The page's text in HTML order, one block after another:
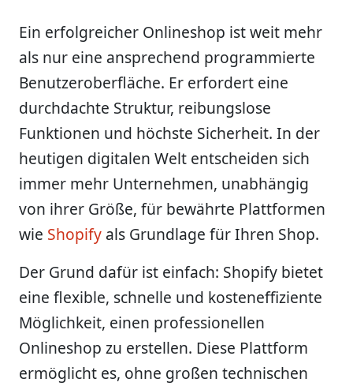
Ein erfolgreicher Onlineshop ist weit mehr
als nur eine ansprechend programmierte
Benutzeroberfläche. Er erfordert eine
durchdachte Struktur, reibungslose
Funktionen und höchste Sicherheit. In der
heutigen digitalen Welt entscheiden sich
immer mehr Unternehmen, unabhängig
von ihrer Größe, für bewährte Plattformen
wie Shopify als Grundlage für Ihren Shop.
Der Grund dafür ist einfach: Shopify bietet
eine flexible, schnelle und kosteneffiziente
Möglichkeit, einen professionellen
Onlineshop zu erstellen. Diese Plattform
ermöglicht es, ohne großen technischen